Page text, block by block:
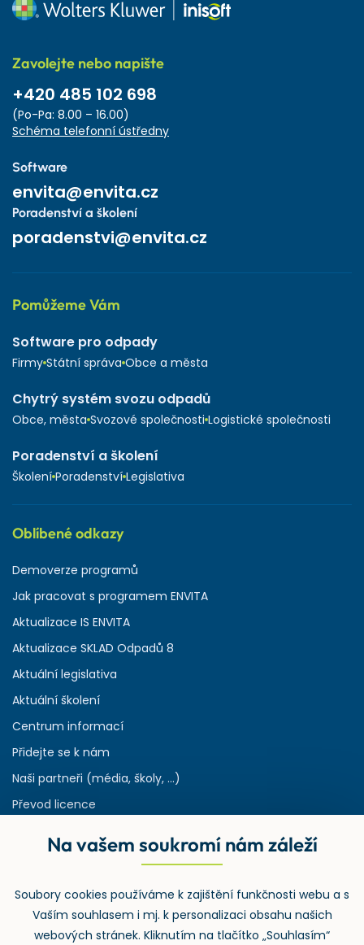
Zavolejte nebo napište
+420 485 102 698
(Po-Pa: 8.00 – 16.00)
Schéma telefonní ústředny
Software
envita@envita.cz
Poradenství a školení
poradenstvi@envita.cz
Pomůžeme Vám
Software pro odpady
Firmy Státní správa Obce a města
Chytrý systém svozu odpadů
Obce, města Svozové společnosti Logistické společnosti
Poradenství a školení
Školení Poradenství Legislativa
Oblíbené odkazy
Demoverze programů
Jak pracovat s programem ENVITA
Aktualizace IS ENVITA
Aktualizace SKLAD Odpadů 8
Aktuální legislativa
Aktuální školení
Centrum informací
Přidejte se k nám
Naši partneři (média, školy, ...)
Převod licence
Rejstřík používaných zkratek v odpadech
Zpětný odběr
Na vašem soukromí nám záleží
Soubory cookies používáme k zajištění funkčnosti webu a s
Vaším souhlasem i mj. k personalizaci obsahu našich
webových stránek. Kliknutím na tlačítko „Souhlasím“